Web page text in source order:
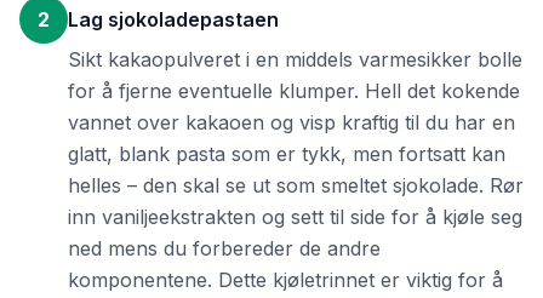
2
Lag sjokoladepastaen
Sikt kakaopulveret i en middels varmesikker bolle
for å fjerne eventuelle klumper. Hell det kokende
vannet over kakaoen og visp kraftig til du har en
glatt, blank pasta som er tykk, men fortsatt kan
helles – den skal se ut som smeltet sjokolade. Rør
inn vaniljeekstrakten og sett til side for å kjøle seg
ned mens du forbereder de andre
komponentene. Dette kjøletrinnet er viktig for å